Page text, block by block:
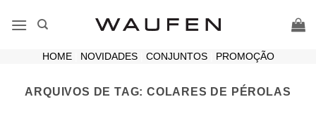
HOME| NOVIDADES| CONJUNTOS| PROMOÇÃO
ARQUIVOS DE TAG:COLARES DE PÉROLAS